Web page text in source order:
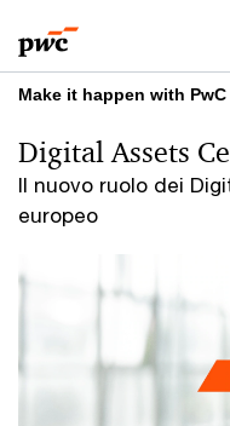
to
content
to
footer
Make it happen with PwC
Il nuovo ruolo dei
europeo
Digital Assets